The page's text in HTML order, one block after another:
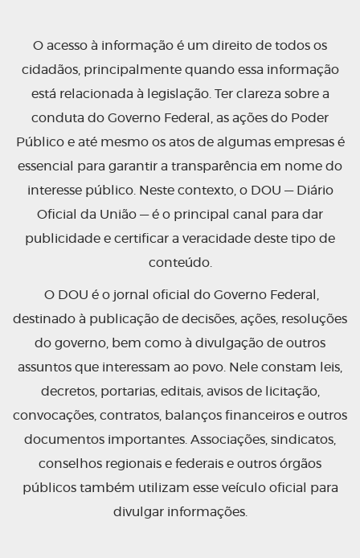
O acesso à informação é um direito de todos os
cidadãos, principalmente quando essa informação
está relacionada à legislação. Ter clareza sobre a
conduta do Governo Federal, as ações do Poder
Público e até mesmo os atos de algumas empresas é
essencial para garantir a transparência em nome do
interesse público. Neste contexto, o DOU — Diário
Oficial da União — é o principal canal para dar
publicidade e certificar a veracidade deste tipo de
conteúdo.
O DOU é o jornal oficial do Governo Federal,
destinado à publicação de decisões, ações, resoluções
do governo, bem como à divulgação de outros
assuntos que interessam ao povo. Nele constam leis,
decretos, portarias, editais, avisos de licitação,
convocações, contratos, balanços financeiros e outros
documentos importantes. Associações, sindicatos,
conselhos regionais e federais e outros órgãos
públicos também utilizam esse veículo oficial para
divulgar informações.